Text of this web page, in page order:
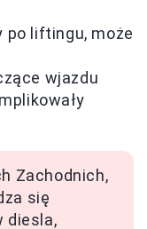
po liftingu, może
wjazdu
Zachodnich,
się
diesla,